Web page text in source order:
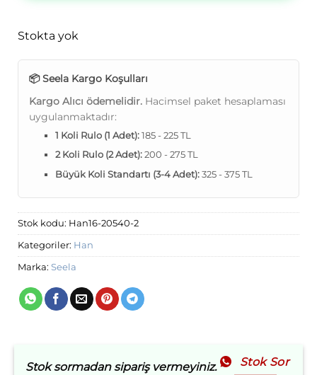
Stokta yok
📦 Seela Kargo Koşulları
Kargo Alıcı ödemelidir. Hacimsel paket hesaplaması
uygulanmaktadır:
1 Koli Rulo (1 Adet):185 - 225 TL
2 Koli Rulo (2 Adet):200 - 275 TL
Büyük Koli Standartı (3-4 Adet):325 - 375 TL
Stok kodu: Han16-20540-2
Kategoriler: Han
Marka: Seela
Stok sormadan sipariş vermeyiniz. Stok Sor